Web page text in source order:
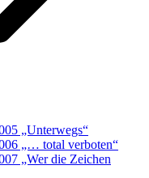
„Unterwegs“
„… total verboten“
„Wer die Zeichen